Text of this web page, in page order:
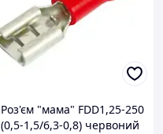
Роз'єм "мама" FDD1,25-250
(0,5-1,5/6,3-0,8) червоний